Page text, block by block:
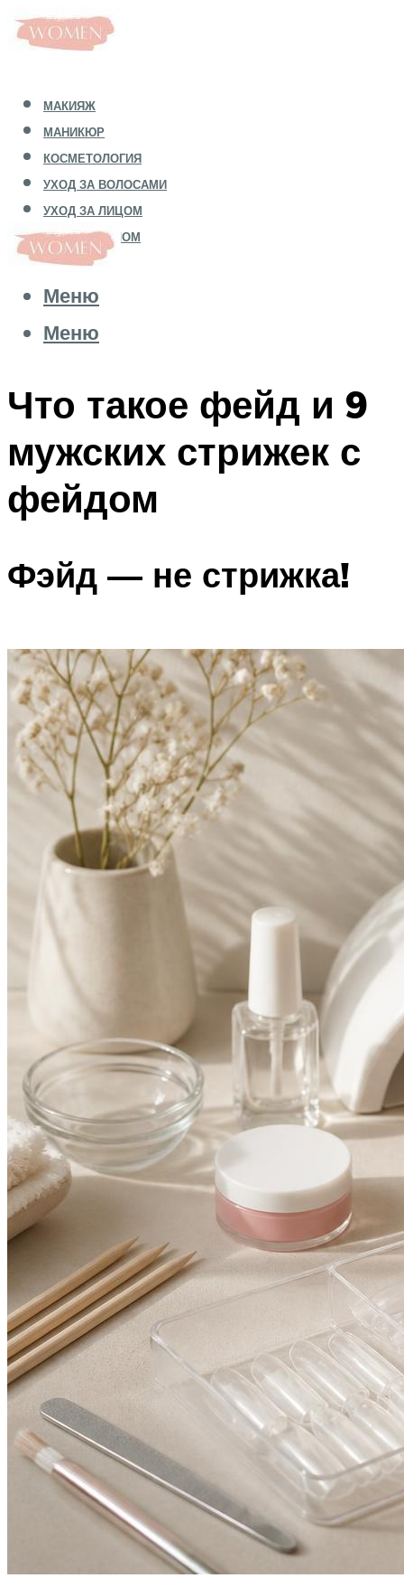
МАКИЯЖ
МАНИКЮР
КОСМЕТОЛОГИЯ
УХОД ЗА ВОЛОСАМИ
УХОД ЗА ЛИЦОМ
УХОД ЗА ТЕЛОМ
Меню
Меню
Что такое фейд и 9
мужских стрижек с
фейдом
Фэйд — не стрижка!